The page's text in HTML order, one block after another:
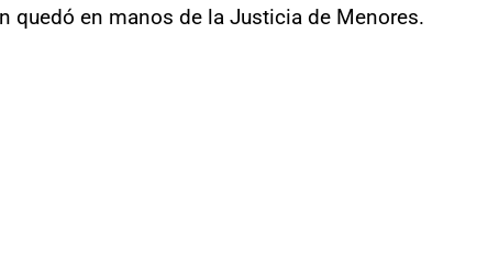
quedó en manos de la Justicia de Menores.